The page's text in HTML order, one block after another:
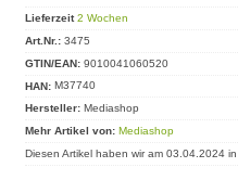
Lieferzeit 2 Wochen
Art.Nr.: 3475
GTIN/EAN: 9010041060520
HAN: M37740
Hersteller: Mediashop
Mehr Artikel von: Mediashop
Diesen Artikel haben wir am 03.04.2024